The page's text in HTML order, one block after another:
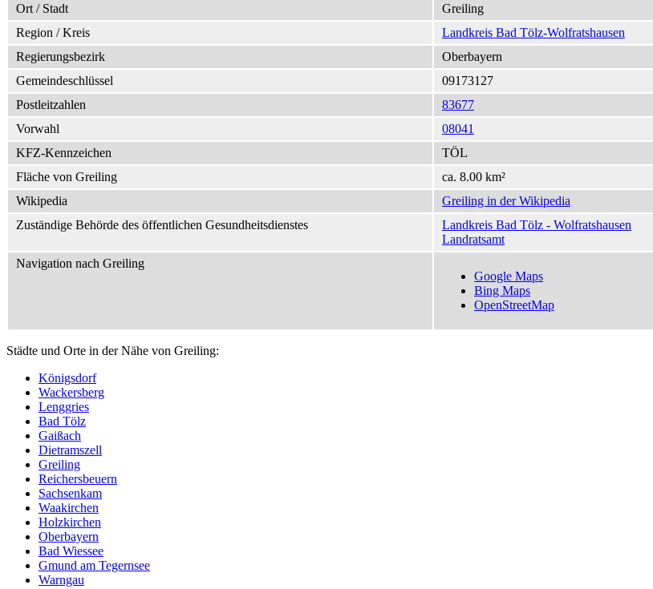
Ort / Stadt
Greiling
Region / Kreis
Landkreis Bad Tölz-Wolfratshausen
Regierungsbezirk
Oberbayern
Gemeindeschlüssel
09173127
Postleitzahlen
83677
Vorwahl
08041
KFZ-Kennzeichen
TÖL
Fläche von Greiling
ca. 8.00 km²
Wikipedia
Greiling in der Wikipedia
Zuständige Behörde des öffentlichen Gesundheitsdienstes
Landkreis Bad Tölz - Wolfratshausen
Landratsamt
Navigation nach Greiling
Google Maps
Bing Maps
OpenStreetMap
Städte und Orte in der Nähe von Greiling:
Königsdorf
Wackersberg
Lenggries
Bad Tölz
Gaißach
Dietramszell
Greiling
Reichersbeuern
Sachsenkam
Waakirchen
Holzkirchen
Oberbayern
Bad Wiessee
Gmund am Tegernsee
Warngau